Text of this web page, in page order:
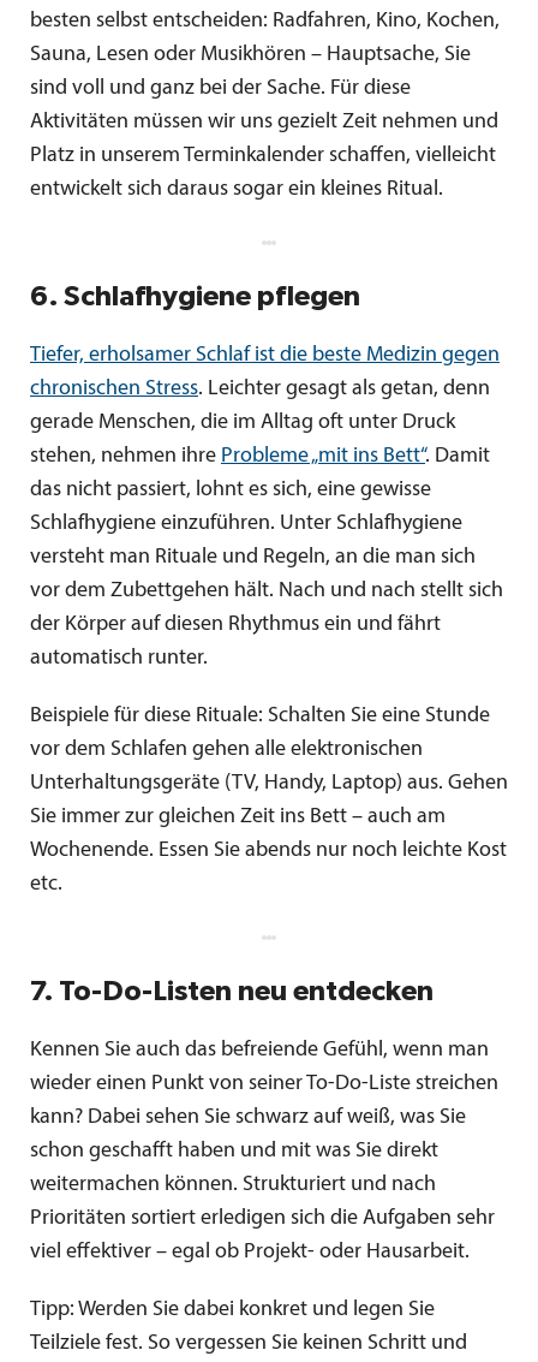
besten selbst entscheiden: Radfahren, Kino, Kochen,
Sauna, Lesen oder Musikhören – Hauptsache, Sie
sind voll und ganz bei der Sache. Für diese
Aktivitäten müssen wir uns gezielt Zeit nehmen und
Platz in unserem Terminkalender schaffen, vielleicht
entwickelt sich daraus sogar ein kleines Ritual.
6. Schlafhygiene pflegen
Tiefer, erholsamer Schlaf ist die beste Medizin gegen
chronischen Stress. Leichter gesagt als getan, denn
gerade Menschen, die im Alltag oft unter Druck
stehen, nehmen ihre Probleme „mit ins Bett“. Damit
das nicht passiert, lohnt es sich, eine gewisse
Schlafhygiene einzuführen. Unter Schlafhygiene
versteht man Rituale und Regeln, an die man sich
vor dem Zubettgehen hält. Nach und nach stellt sich
der Körper auf diesen Rhythmus ein und fährt
automatisch runter.
Beispiele für diese Rituale: Schalten Sie eine Stunde
vor dem Schlafen gehen alle elektronischen
Unterhaltungsgeräte (TV, Handy, Laptop) aus. Gehen
Sie immer zur gleichen Zeit ins Bett – auch am
Wochenende. Essen Sie abends nur noch leichte Kost
etc.
7. To-Do-Listen neu entdecken
Kennen Sie auch das befreiende Gefühl, wenn man
wieder einen Punkt von seiner To-Do-Liste streichen
kann? Dabei sehen Sie schwarz auf weiß, was Sie
schon geschafft haben und mit was Sie direkt
weitermachen können. Strukturiert und nach
Prioritäten sortiert erledigen sich die Aufgaben sehr
viel effektiver – egal ob Projekt- oder Hausarbeit.
Tipp: Werden Sie dabei konkret und legen Sie
Teilziele fest. So vergessen Sie keinen Schritt und